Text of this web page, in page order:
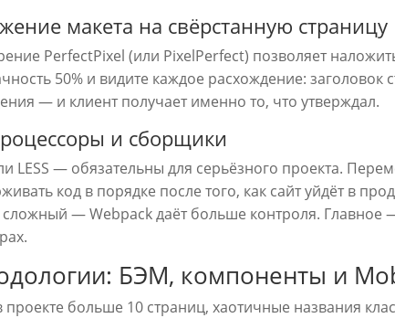
макета на свёрстанную страницу
PerfectPixel (или PixelPerfect) позволяет
50% и видите каждое расхождение:
— и клиент получает именно то, что утверждал.
и сборщики
LESS — обязательны для серьёзного проекта.
код в порядке после того, как сайт уйдёт в
сложный — Webpack даёт больше контроля. Главное
БЭМ, компоненты и
проекте больше 10 страниц, хаотичные названия